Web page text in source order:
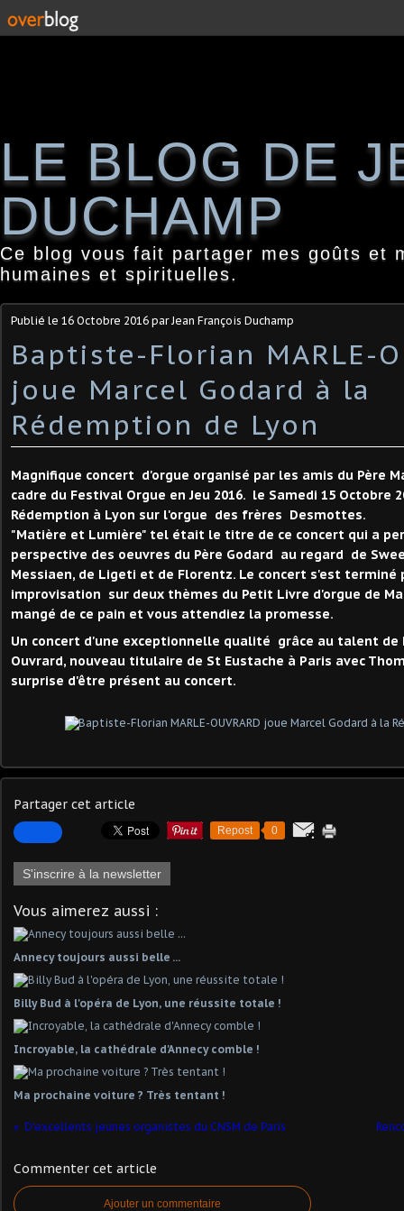
LE BLOG DE
DUCHAMP
Ce blog vous fait partager mes goûts et
humaines et spirituelles.
Publié le 16 Octobre 2016 par Jean François Duchamp
Baptiste-Florian MARLE-
joue Marcel Godard à la
Rédemption de Lyon
Magnifique concert d'orgue organisé par les amis du Père
cadre du Festival Orgue en Jeu 2016. le Samedi 15 Octobre
Rédemption à Lyon sur l'orgue des frères Desmottes.
"Matière et Lumière" tel était le titre de ce concert qui a
perspective des oeuvres du Père Godard au regard de
Messiaen, de Ligeti et de Florentz. Le concert s'est
improvisation sur deux thèmes du Petit Livre d'orgue de
mangé de ce pain et vous attendiez la promesse.
Un concert d'une exceptionnelle qualité grâce au talent
Ouvrard, nouveau titulaire de St Eustache à Paris avec
surprise d'être présent au concert.
Partager cet article
Repost 0
S'inscrire à la newsletter
Vous aimerez aussi :
Annecy toujours aussi belle ...
Billy Bud à l'opéra de Lyon, une réussite totale !
Incroyable, la cathédrale d'Annecy comble !
Ma prochaine voiture ? Très tentant !
D'excellents jeunes organistes du CNSM de Paris
Commenter cet article
Ajouter un commentaire